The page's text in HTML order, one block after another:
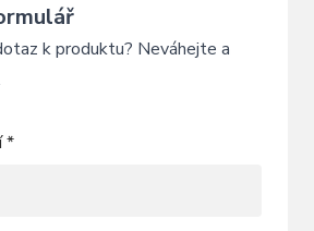
k produktu? Neváhejte a
*